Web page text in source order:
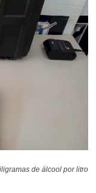
de álcool por litro